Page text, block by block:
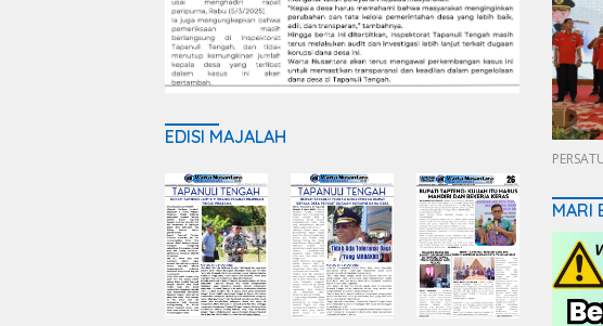
EDISI MAJALAH
MARI